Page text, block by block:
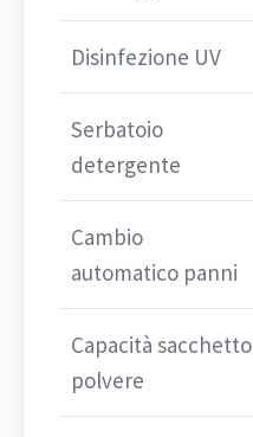
Disinfezione UV
Serbatoio
detergente
Cambio
automatico panni
Capacità sacchetto
polvere